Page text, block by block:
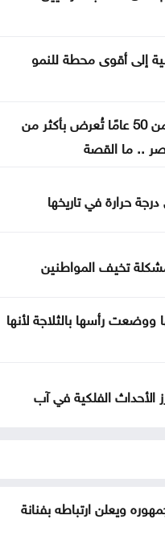
في الكرك
روما حول الحدود
بفنانة مصرية
محدودة لمستخدمي
إلى أقوى محطة للنمو
سيارة عمرها أكثر من 50 عامًا تُعرض بأكثر من
.. ما القصة
حرارة في تاريخها
تخيف المواطنين
رأسها بالثلاجة لأنها
الأحداث الفلكية في آب
ويعلن ارتباطه بفنانة